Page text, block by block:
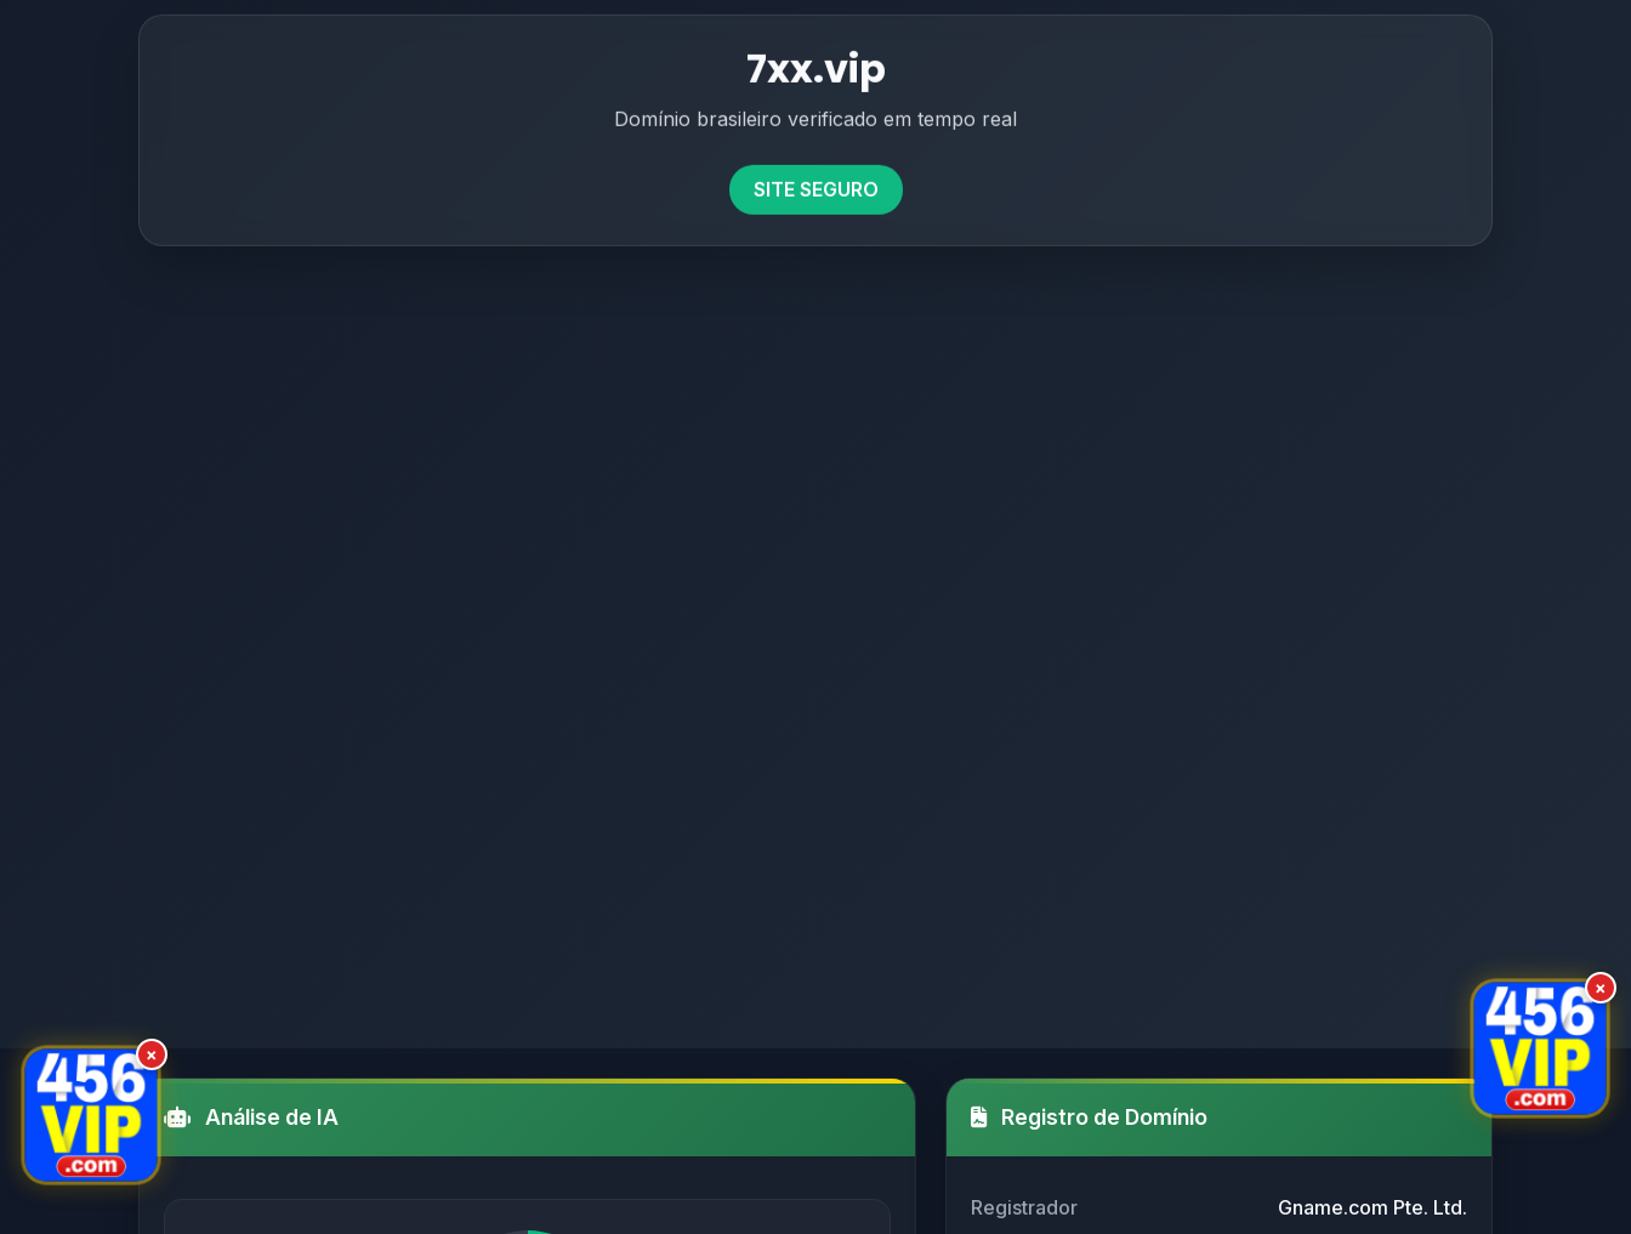
7xx.vip
Domínio brasileiro verificado em tempo real
SITE SEGURO
Análise de IA Registro de Domínio
Registrador Gname.com Pte. Ltd.
×
×